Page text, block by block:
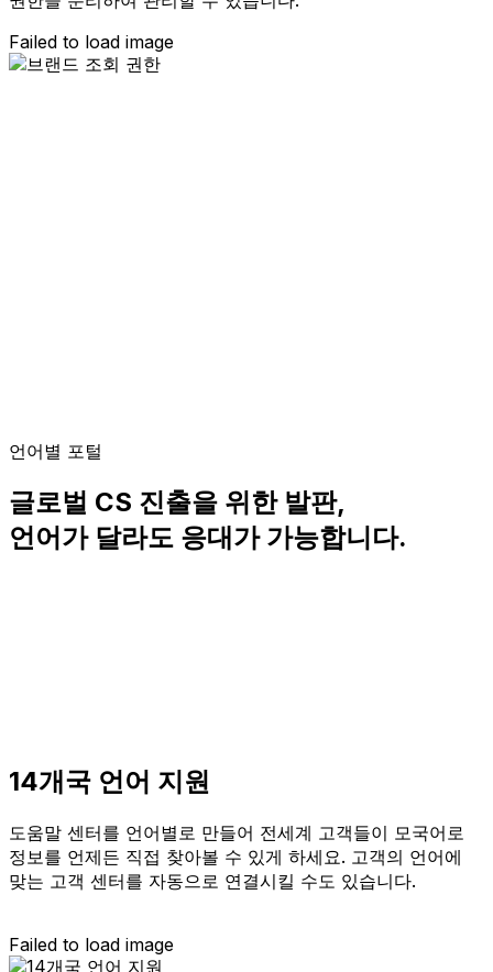
Failed to load image
언어별 포털
글로벌 CS 진출을 위한 발판,
언어가 달라도 응대가 가능합니다.
14개국 언어 지원
도움말 센터를 언어별로 만들어 전세계 고객들이 모국어로
정보를 언제든 직접 찾아볼 수 있게 하세요. 고객의 언어에
맞는 고객 센터를 자동으로 연결시킬 수도 있습니다.
Failed to load image